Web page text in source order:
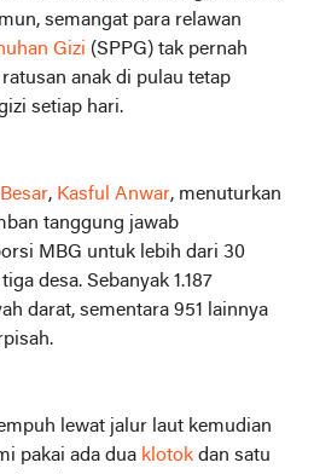
semangat para relawan
Gizi (SPPG) tak pernah
anak di pulau tetap
setiap hari.
, Kasful Anwar, menuturkan
tanggung jawab
MBG untuk lebih dari 30
desa. Sebanyak 1.187
darat, sementara 951 lainnya
lewat jalur laut kemudian
pakai ada dua klotok dan satu